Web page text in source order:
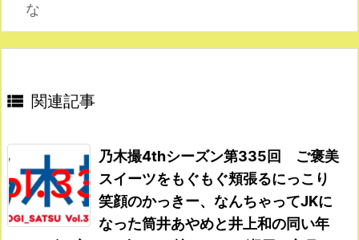
な
 関連記事
乃木撮4thシーズン第335回 ご褒美
スイーツをもぐもぐ頬張るにっこり
笑顔のかっきー、なんちゃってJKに
なった筒井あやめと井上和の同い年